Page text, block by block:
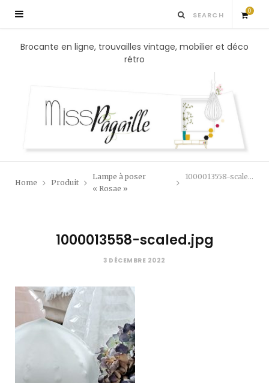
0
S
p
Brocante en ligne, trouvailles vintage, mobilier et déco
rétro
Home Produit
Lampe à poser
« Rosae »
1000013558-scaled.jpg
1000013558-scaled.jpg
3 DÉCEMBRE 2022